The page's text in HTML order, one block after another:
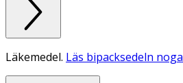
Läkemedel. Läs bipacksedeln